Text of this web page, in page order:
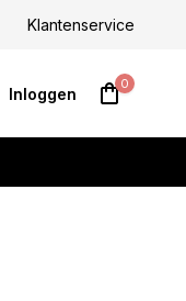
Klantenservice
Inloggen
0